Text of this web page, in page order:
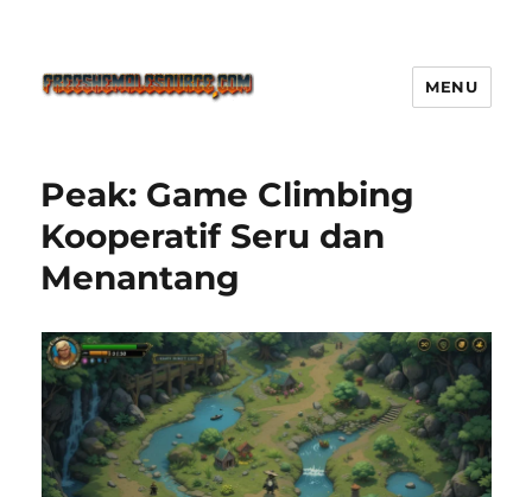
Defense Main Game Ini Pasti
Ketagihan!
MENU
Peak: Game Climbing
Kooperatif Seru dan
Menantang